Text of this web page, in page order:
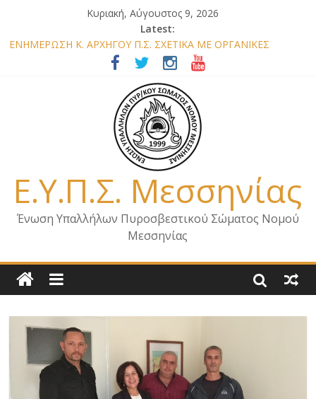
Κυριακή, Αύγουστος 9, 2026
Latest:
ΕΝΗΜΕΡΩΣΗ Κ. ΑΡΧΗΓΟΥ Π.Σ. ΣΧΕΤΙΚΑ ΜΕ ΟΡΓΑΝΙΚΕΣ
ΘΕΣΕΙΣ ΝΟΜΟΥ ΜΕΣΣΗΝΙΑΣ 2026
ΕΝΗΜΕΡΩΣΗ ΜΕΛΩΝ – ΕΠΙΣΚΕΨΗ ΕΝΩΣΗΣ ΣΕ ΥΠΗΡΕΣΙΕΣ ΚΑΙ
ΚΛΙΜΑΚΙΑ ΤΟΥ ΝΟΜΟΥ ΜΑΣ
ΕΝΗΜΕΡΩΣΗ ΜΕΛΩΝ ΓΙΑ ΕΠΙΣΚΕΨΕΙΣ ΣΩΜΑΤΕΙΟΥ
ΕΝΗΜΕΡΩΣΗ ΜΕΛΩΝ – ΕΠΙΣΚΕΨΗ ΣΤΗΝ Π.Υ. Α/Δ ΚΑΛΑΜΑΤΑΣ
ΕΠΙΣΤΟΛΗ ΓΙΑ ΣΧΕΔΙΟ ΔΑΣΩΝ 2026
Ε.Υ.Π.Σ. Μεσσηνίας
Ένωση Υπαλλήλων Πυροσβεστικού Σώματος Νομού
Μεσσηνίας